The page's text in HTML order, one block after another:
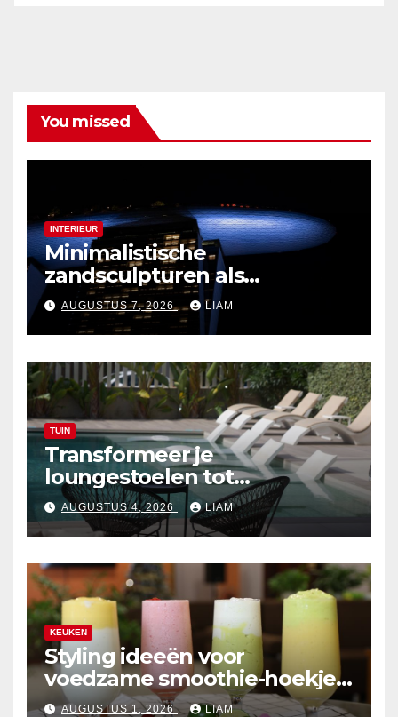
You missed
INTERIEUR
Minimalistische
zandsculpturen als
interieurdecoratie
AUGUSTUS 7, 2026 LIAM
TUIN
Transformeer je
loungestoelen tot
zonvriendelijke zitplekken
AUGUSTUS 4, 2026 LIAM
KEUKEN
Styling ideeën voor
voedzame smoothie-hoekjes
in de keuken
AUGUSTUS 1, 2026 LIAM